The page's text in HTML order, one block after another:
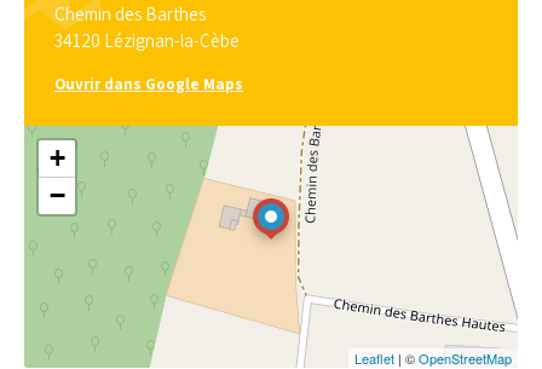
Chemin des Barthes
34120 Lézignan-la-Cèbe
Ouvrir dans Google Maps
+
−
Leaflet | ©OpenStreetMap